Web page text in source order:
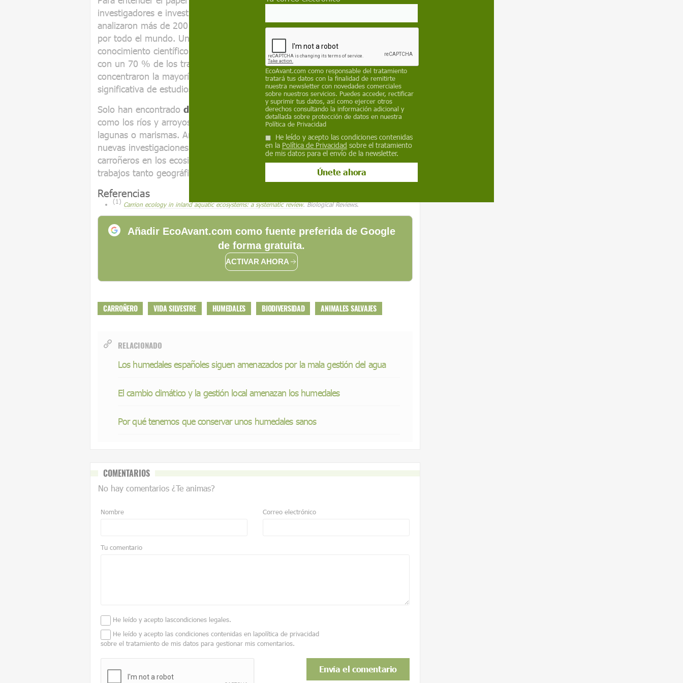
investigadores e investigadoras del área de Ecología de la UMH y de la UA
analizaron más de 200 artículos científicos realizados en los últimos 60 años
por todo el mundo. Una de las conclusiones de este análisis es que el
conocimiento científico no es espacialmente homogéneo. América del Norte -
con un 70 % de los trabajos científicos- y Europa —con el 14 %—
concentraron la mayoría de las investigaciones. Esto evidencia una falta
significativa de estudios en otras partes del mundo.
Solo han encontrado diferencias geográficas. Algunos tipos de humedales,
como los ríos y arroyos, reciben mucha más atención científica que lagos,
lagunas o marismas. Ambos resultados indican la necesidad de reenfocar las
nuevas investigaciones para comprender plenamente el papel de los
carroñeros en los ecosistemas acuáticos a nivel global, diversificando los
trabajos tanto geográficamente como en los tipos de hábitats.
Referencias
(1) Carrion ecology in inland aquatic ecosystems: a systematic review. Biological Reviews.
Añadir EcoAvant.com como fuente preferida de Google
de forma gratuita.
ACTIVAR AHORA
CARROÑERO VIDA SILVESTRE HUMEDALES BIODIVERSIDAD ANIMALES SALVAJES
RELACIONADO
Los humedales españoles siguen amenazados por la mala gestión del agua
El cambio climático y la gestión local amenazan los humedales
Por qué tenemos que conservar unos humedales sanos
COMENTARIOS
No hay comentarios ¿Te animas?
Nombre Correo electrónico
Tu comentario
He leído y acepto lascondiciones legales.
He leído y acepto las condiciones contenidas en lapolítica de privacidad
sobre el tratamiento de mis datos para gestionar mis comentarios.
EcoAvant.com como responsable del tratamiento
tratará tus datos con la finalidad de remitirte
nuestra newsletter con novedades comerciales
sobre nuestros servicios. Puedes acceder, rectificar
y suprimir tus datos, así como ejercer otros
derechos consultando la información adicional y
detallada sobre protección de datos en nuestra
Política de Privacidad
He leído y acepto las condiciones contenidas
en la Política de Privacidad sobre el tratamiento
de mis datos para el envío de la newsletter.